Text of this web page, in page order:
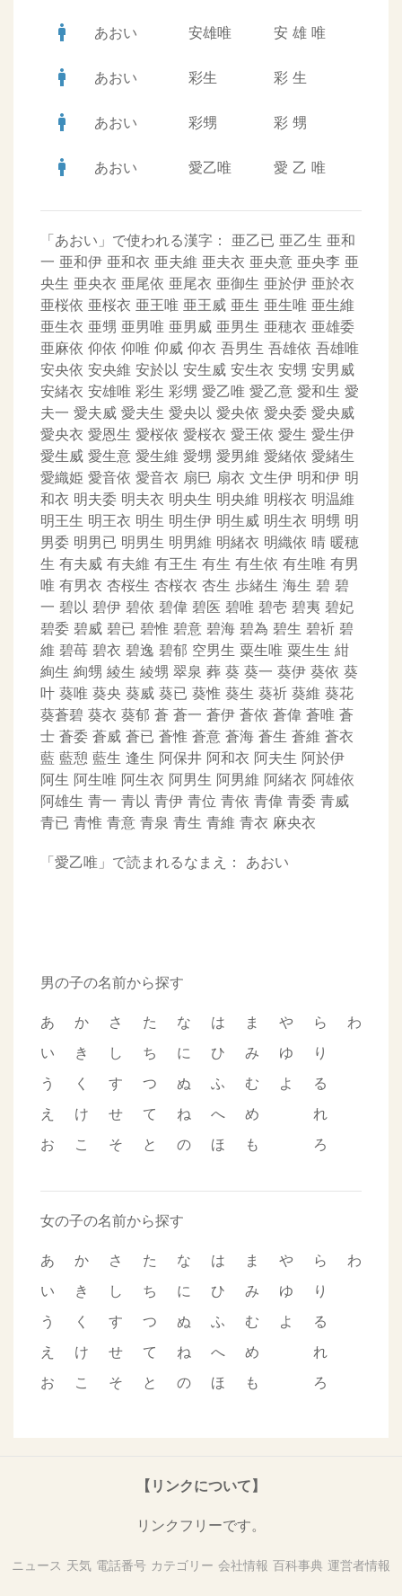
man あおい 安雄唯 安 雄 唯
man あおい 彩生 彩 生
man あおい 彩甥 彩 甥
man あおい 愛乙唯 愛 乙 唯
「あおい」で使われる漢字： 亜乙已 亜乙生 亜和
一 亜和伊 亜和衣 亜夫維 亜夫衣 亜央意 亜央李 亜
央生 亜央衣 亜尾依 亜尾衣 亜御生 亜於伊 亜於衣
亜桜依 亜桜衣 亜王唯 亜王威 亜生 亜生唯 亜生維
亜生衣 亜甥 亜男唯 亜男威 亜男生 亜穂衣 亜雄委
亜麻依 仰依 仰唯 仰威 仰衣 吾男生 吾雄依 吾雄唯
安央依 安央維 安於以 安生威 安生衣 安甥 安男威
安緒衣 安雄唯 彩生 彩甥 愛乙唯 愛乙意 愛和生 愛
夫一 愛夫威 愛夫生 愛央以 愛央依 愛央委 愛央威
愛央衣 愛恩生 愛桜依 愛桜衣 愛王依 愛生 愛生伊
愛生威 愛生意 愛生維 愛甥 愛男維 愛緒依 愛緒生
愛織姫 愛音依 愛音衣 扇巳 扇衣 文生伊 明和伊 明
和衣 明夫委 明夫衣 明央生 明央維 明桜衣 明温維
明王生 明王衣 明生 明生伊 明生威 明生衣 明甥 明
男委 明男已 明男生 明男維 明緒衣 明織依 晴 暖穂
生 有夫威 有夫維 有王生 有生 有生依 有生唯 有男
唯 有男衣 杏桜生 杏桜衣 杏生 歩緒生 海生 碧 碧
一 碧以 碧伊 碧依 碧偉 碧医 碧唯 碧壱 碧夷 碧妃
碧委 碧威 碧已 碧惟 碧意 碧海 碧為 碧生 碧祈 碧
維 碧苺 碧衣 碧逸 碧郁 空男生 粟生唯 粟生生 紺
絢生 絢甥 綾生 綾甥 翠泉 葬 葵 葵一 葵伊 葵依 葵
叶 葵唯 葵央 葵威 葵已 葵惟 葵生 葵祈 葵維 葵花
葵蒼碧 葵衣 葵郁 蒼 蒼一 蒼伊 蒼依 蒼偉 蒼唯 蒼
士 蒼委 蒼威 蒼已 蒼惟 蒼意 蒼海 蒼生 蒼維 蒼衣
藍 藍憩 藍生 逢生 阿保井 阿和衣 阿夫生 阿於伊
阿生 阿生唯 阿生衣 阿男生 阿男維 阿緒衣 阿雄依
阿雄生 青一 青以 青伊 青位 青依 青偉 青委 青威
青已 青惟 青意 青泉 青生 青維 青衣 麻央衣
「愛乙唯」で読まれるなまえ： あおい
男の子の名前から探す
あ
い
う
え
お
か
き
く
け
こ
さ
し
す
せ
そ
た
ち
つ
て
と
な
に
ぬ
ね
の
は
ひ
ふ
へ
ほ
ま
み
む
め
も
や
ゆ
よ
ら
り
る
れ
ろ
わ
女の子の名前から探す
あ
い
う
え
お
か
き
く
け
こ
さ
し
す
せ
そ
た
ち
つ
て
と
な
に
ぬ
ね
の
は
ひ
ふ
へ
ほ
ま
み
む
め
も
や
ゆ
よ
ら
り
る
れ
ろ
わ
【リンクについて】
リンクフリーです。
ニュース 天気 電話番号 カテゴリー 会社情報 百科事典 運営者情報